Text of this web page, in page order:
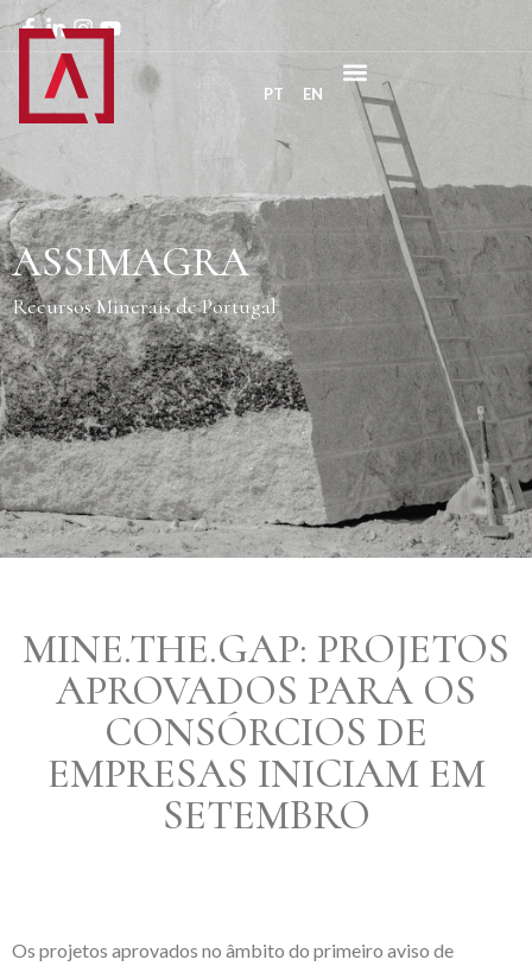
PT EN
ASSIMAGRA
Recursos Minerais de Portugal
MINE.THE.GAP: PROJETOS
APROVADOS PARA OS
CONSÓRCIOS DE
EMPRESAS INICIAM EM
SETEMBRO
Os projetos aprovados no âmbito do primeiro aviso de